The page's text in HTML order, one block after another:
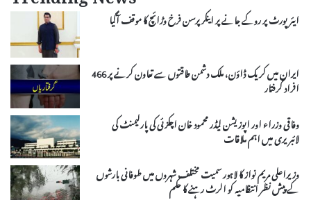
ایئر پورٹ پر روکے جانے پر اینکر پرسن فرخ وڑائچ کا موقف آگیا
ایران میں کریک ڈاؤن، ملک دشمن طاقتوں سے تعاون کرنے پر 466
افراد گرفتار
وفاقی وزراء اور اپوزیشن لیڈر محمود خان اچکزئی کی پارلیمنٹ کی
لائبریری میں اہم ملاقات
وزیراعلی مریم نواز کا لاہور سمیت مختلف شہروں میں طوفانی بارشوں
کے پیش نظر انتظامیہ کو الرٹ رہنے کا حکم